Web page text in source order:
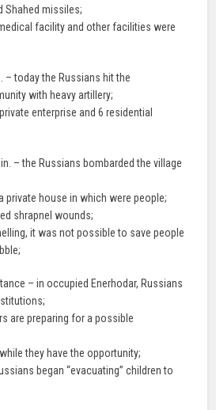
Shahed missiles;
facility and other facilities were
– today the Russians hit the
with heavy artillery;
enterprise and 6 residential
– the Russians bombarded the village
private house in which were people;
shrapnel wounds;
it was not possible to save people
– in occupied Enerhodar, Russians
are preparing for a possible
they have the opportunity;
began “evacuating” children to